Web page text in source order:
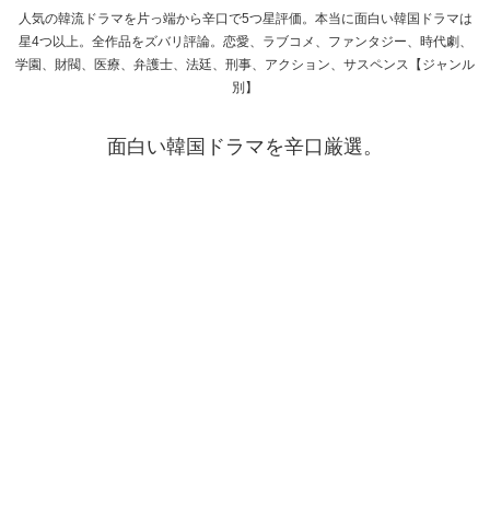
人気の韓流ドラマを片っ端から辛口で5つ星評価。本当に面白い韓国ドラマは
星4つ以上。全作品をズバリ評論。恋愛、ラブコメ、ファンタジー、時代劇、
学園、財閥、医療、弁護士、法廷、刑事、アクション、サスペンス【ジャンル
別】
面白い韓国ドラマを辛口厳選。